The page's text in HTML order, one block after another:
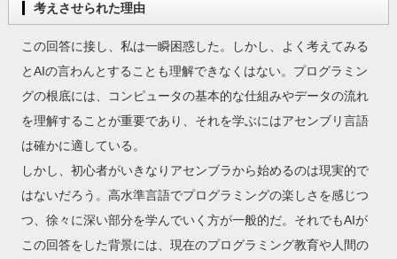
考えさせられた理由
この回答に接し、私は一瞬困惑した。しかし、よく考えてみる
とAIの言わんとすることも理解できなくはない。プログラミン
グの根底には、コンピュータの基本的な仕組みやデータの流れ
を理解することが重要であり、それを学ぶにはアセンブリ言語
は確かに適している。
しかし、初心者がいきなりアセンブラから始めるのは現実的で
はないだろう。高水準言語でプログラミングの楽しさを感じつ
つ、徐々に深い部分を学んでいく方が一般的だ。それでもAIが
この回答をした背景には、現在のプログラミング教育や人間の